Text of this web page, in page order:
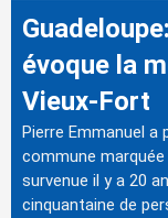
évoque la
Vieux-Fort
Pierre Emmanuel a
commune
survenue il y a 20
cinquantaine de